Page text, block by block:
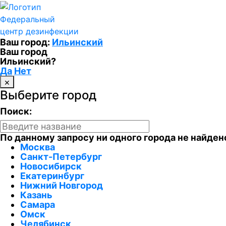
Федеральный
центр дезинфекции
Ваш город: Ильинский
Ваш город
Ильинский?
Да Нет
×
Выберите город
Поиск:
По данному запросу ни одного города не
Москва
Санкт-Петербург
Новосибирск
Екатеринбург
Нижний Новгород
Казань
Самара
Омск
Челябинск